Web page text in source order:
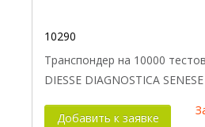
10290
Транспондер на 10000 тестов
DIESSE DIAGNOSTICA SENESE
Добавить к заявке